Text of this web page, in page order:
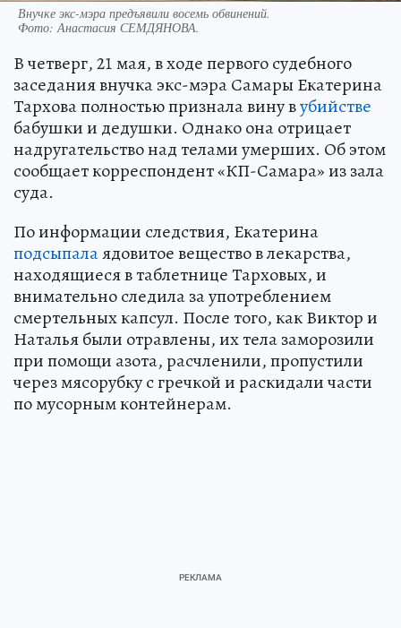
Внучке экс-мэра предъявили восемь обвинений.
Фото:Анастасия СЕМДЯНОВА.
В четверг, 21 мая, в ходе первого судебного
заседания внучка экс-мэра Самары Екатерина
Тархова полностью признала вину вубийстве
бабушки и дедушки. Однако она отрицает
надругательство над телами умерших. Об этом
сообщает корреспондент «КП-Самара» из зала
суда.
По информации следствия, Екатерина
подсыпалаядовитое вещество в лекарства,
находящиеся в таблетнице Тарховых, и
внимательно следила за употреблением
смертельных капсул. После того, как Виктор и
Наталья были отравлены, их тела заморозили
при помощи азота, расчленили, пропустили
через мясорубку с гречкой и раскидали части
по мусорным контейнерам.